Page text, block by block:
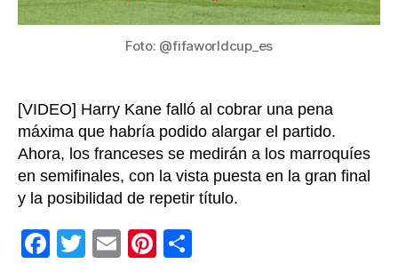
del
Foto: @fifaworldcup_es
[VIDEO] Harry Kane falló al cobrar una pena
máxima que habría podido alargar el partido.
Ahora, los franceses se medirán a los marroquíes
en semifinales, con la vista puesta en la gran final
y la posibilidad de repetir título.
F
T
E
Pi